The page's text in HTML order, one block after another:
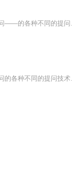
本书以具体的案例和会谈作为例证
本书以具体的案例和会谈作为例证